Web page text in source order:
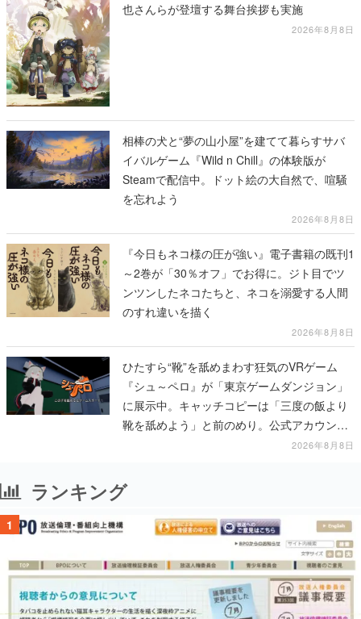
也さんらが登壇する舞台挨拶も実施
2026年8月8日
相棒の犬と“夢の山小屋”を建てて暮らすサバ
イバルゲーム『Wild n Chill』の体験版が
Steamで配信中。ドット絵の大自然で、喧騒
を忘れよう
2026年8月8日
『今日もネコ様の圧が強い』電子書籍の既刊1
～2巻が「30％オフ」でお得に。ジト目でツ
ンツンしたネコたちと、ネコを溺愛する人間
のすれ違いを描く
2026年8月8日
ひたすら“靴”を舐めまわす狂気のVRゲーム
『シュ～ペロ』が「東京ゲームダンジョン」
に展示中。キャッチコピーは「三度の飯より
靴を舐めよう」と前のめり。公式アカウント
も開設され、2026年リリースに向けて開発中
2026年8月8日
ランキング
1